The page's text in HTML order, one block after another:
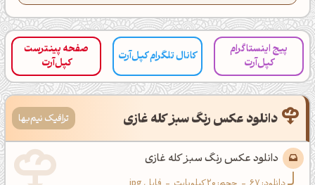
پیج اینستاگرام
کپل‌آرت
کانال تلگرام کپل‌آرت
صفحه پینترست
کپل‌آرت
دانلود عکس رنگ سبز کله غازی ترافیک نیم‌بها
دانلود عکس رنگ سبز کله غازی